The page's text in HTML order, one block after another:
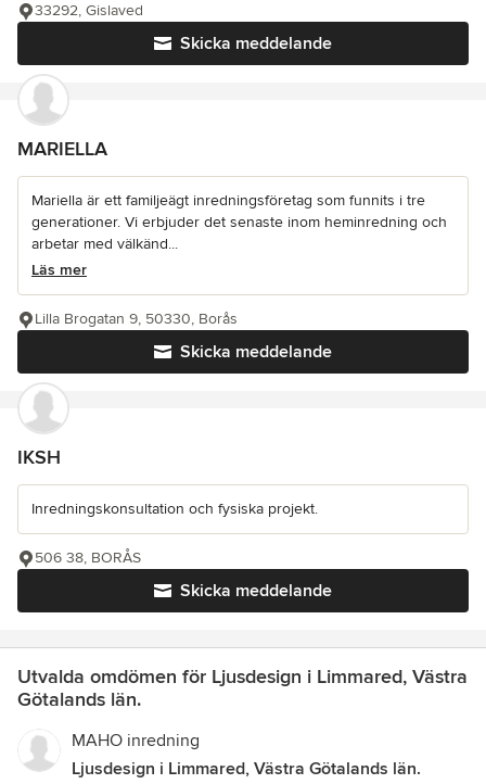
Skicka meddelande
33292, Gislaved
MARIELLA
Mariella är ett familjeägt inredningsföretag som funnits i tre
generationer. Vi erbjuder det senaste inom heminredning och
arbetar med välkänd...
Läs mer
Skicka meddelande
Lilla Brogatan 9, 50330, Borås
IKSH
Inredningskonsultation och fysiska projekt.
Skicka meddelande
506 38, BORÅS
Utvalda omdömen för Ljusdesign i Limmared, Västra
Götalands län.
MAHO inredning
Ljusdesign i Limmared, Västra Götalands län.